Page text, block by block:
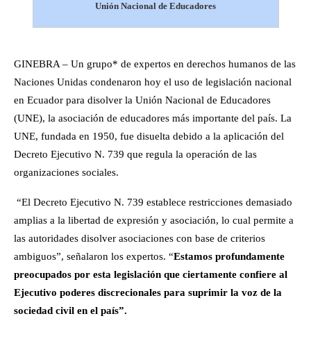
Unión Nacional de Educadores
GINEBRA – Un grupo* de expertos en derechos humanos de las
Naciones Unidas condenaron hoy el uso de legislación nacional
en Ecuador para disolver la Unión Nacional de Educadores
(UNE), la asociación de educadores más importante del país. La
UNE, fundada en 1950, fue disuelta debido a la aplicación del
Decreto Ejecutivo N. 739 que regula la operación de las
organizaciones sociales.
“El Decreto Ejecutivo N. 739 establece restricciones demasiado
amplias a la libertad de expresión y asociación, lo cual permite a
las autoridades disolver asociaciones con base de criterios
ambiguos”, señalaron los expertos. “Estamos profundamente
preocupados por esta legislación que ciertamente confiere al
Ejecutivo poderes discrecionales para suprimir la voz de la
sociedad civil en el país”.